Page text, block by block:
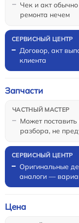
Чек и акт
ремонта нечем
Договор, акт
клиента
Может
разбора, не
Запчасти
Оригинальные
аналоги —
Цена